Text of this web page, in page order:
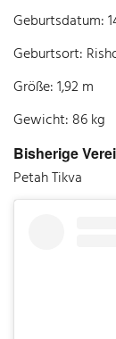
Geburtsdatum:
Geburtsort:
Größe: 1,92 m
Gewicht: 86 kg
Bisherige
Petah Tikva